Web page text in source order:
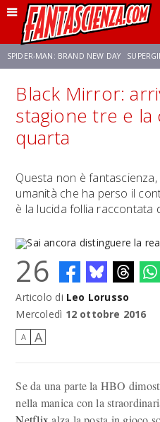
SPIDER-MAN: BRAND NEW DAY
FRANCO RICCIARDIELLO ZENDAYA
NETFLIX
Black Mirror:
stagione tre e
quarta
Questa non è
umanità che ha perso il
è la lucida follia raccontata
Sai ancora distinguere la realtà
26
Articolo di Leo Lorusso
Mercoledì 12 ottobre 2016
A A
Se da una parte la HBO
nella manica con la